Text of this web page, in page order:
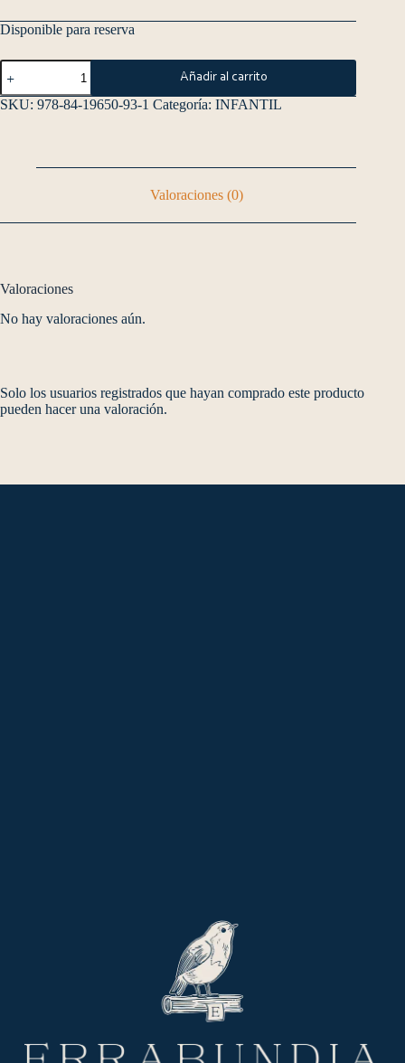
Disponible para reserva
Añadir al carrito
SKU: 978-84-19650-93-1 Categoría: INFANTIL
Valoraciones (0)
Valoraciones
No hay valoraciones aún.
Solo los usuarios registrados que hayan comprado este producto
pueden hacer una valoración.